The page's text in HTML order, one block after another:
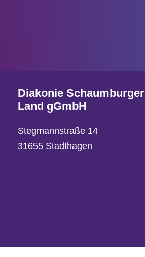
Diakonie Schaumburger
Land gGmbH
Stegmannstraße 14
31655 Stadthagen